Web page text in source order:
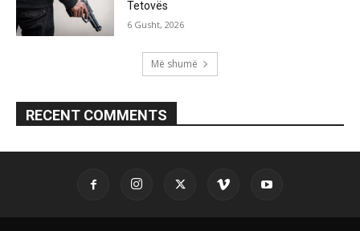
Tetovës
6 Gusht, 2026
Më shumë
RECENT COMMENTS